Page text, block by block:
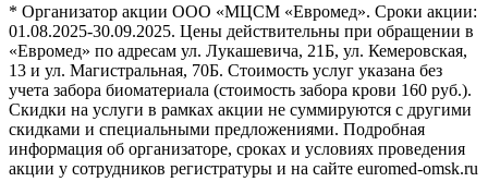
* Организатор акции ООО «МЦСМ «Евромед». Сроки акции:
01.08.2025-30.09.2025. Цены действительны при обращении в
«Евромед» по адресам ул. Лукашевича, 21Б, ул. Кемеровская,
13 и ул. Магистральная, 70Б. Стоимость услуг указана без
учета забора биоматериала (стоимость забора крови 160 руб.).
Скидки на услуги в рамках акции не суммируются с другими
скидками и специальными предложениями. Подробная
информация об организаторе, сроках и условиях проведения
акции у сотрудников регистратуры и на сайте euromed-omsk.ru